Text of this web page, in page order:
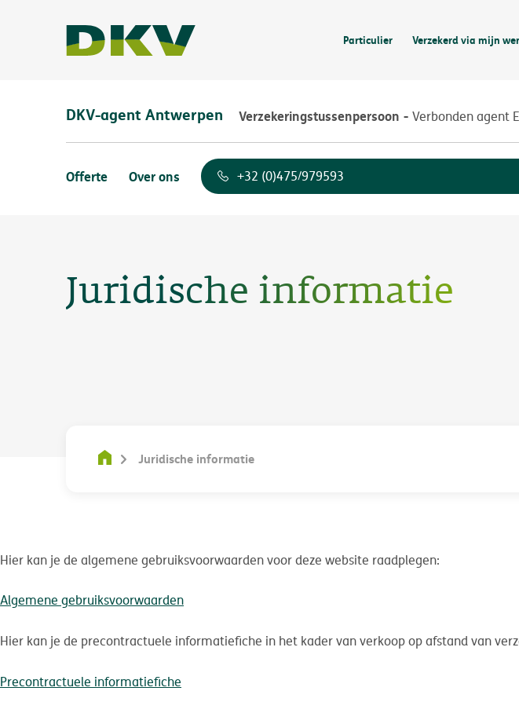
Particulier Verzekerd via mijn
DKV-agent Antwerpen Verzekeringstussenpersoon Verbonden agent
Offerte Over ons +32 (0)475/979593
Juridische informatie
Juridische informatie
Hier kan je de algemene gebruiksvoorwaarden voor deze website raadplegen:
Algemene gebruiksvoorwaarden
Hier kan je de precontractuele informatiefiche in het kader van verkoop op afstand van
Precontractuele informatiefiche